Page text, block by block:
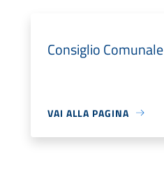
Consiglio Comunale
VAI ALLA PAGINA